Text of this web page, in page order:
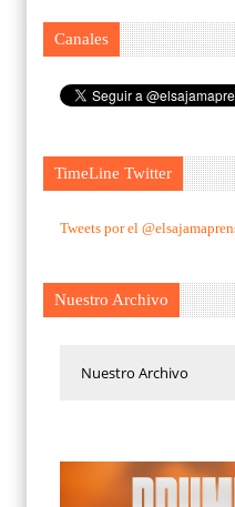
Canales
TimeLine Twitter
Tweets por el
Nuestro Archivo